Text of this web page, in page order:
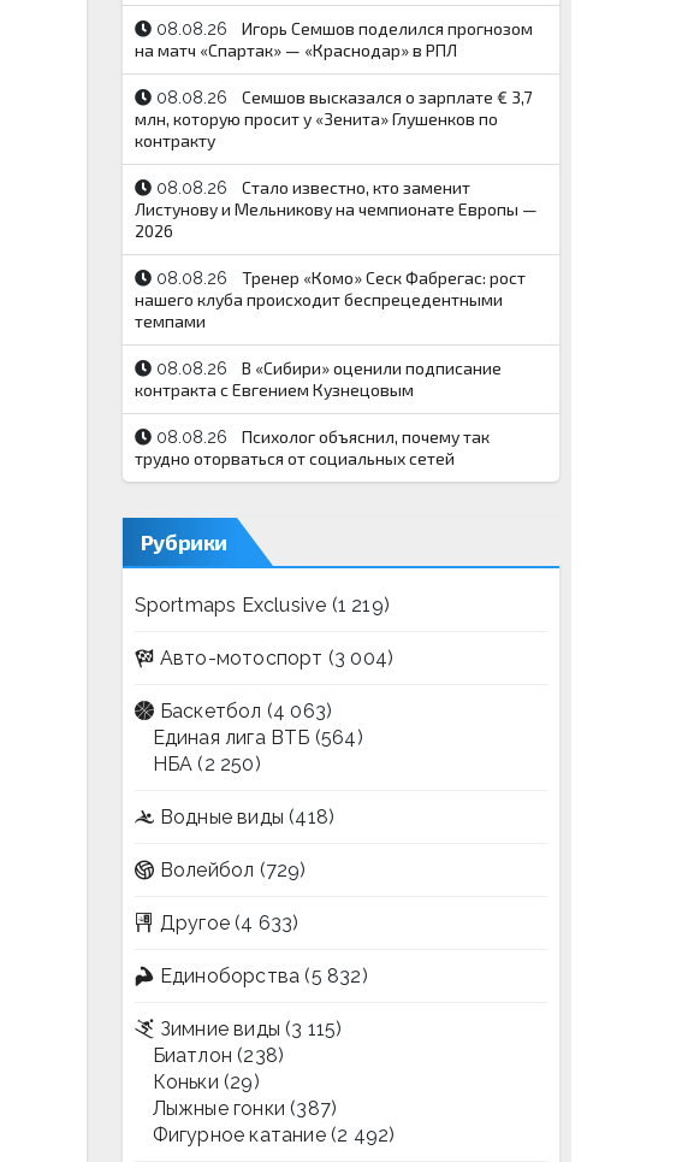
08.08.26
Игорь Семшов поделился прогнозом
на матч «Спартак» — «Краснодар» в РПЛ
08.08.26
Семшов высказался о зарплате € 3,7
млн, которую просит у «Зенита» Глушенков по
контракту
08.08.26
Стало известно, кто заменит
Листунову и Мельникову на чемпионате Европы —
2026
08.08.26
Тренер «Комо» Сеск Фабрегас: рост
нашего клуба происходит беспрецедентными
темпами
08.08.26
В «Сибири» оценили подписание
контракта с Евгением Кузнецовым
08.08.26
Психолог объяснил, почему так
трудно оторваться от социальных сетей
Рубрики
Sportmaps Exclusive (1 219)
Авто-мотоспорт (3 004)
Баскетбол (4 063)
Единая лига ВТБ (564)
НБА (2 250)
Водные виды (418)
Волейбол (729)
Другое (4 633)
Единоборства (5 832)
Зимние виды (3 115)
Биатлон (238)
Коньки (29)
Лыжные гонки (387)
Фигурное катание(2 492)